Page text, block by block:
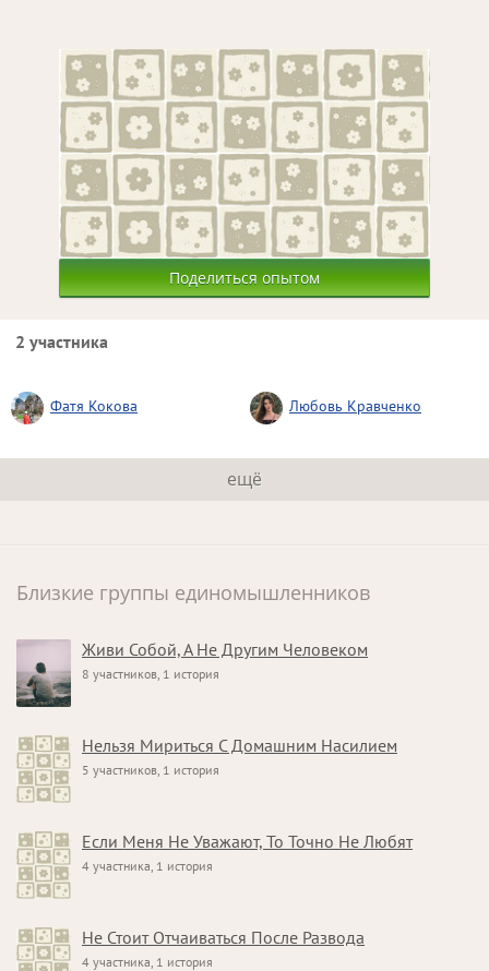
Поделиться опытом
2 участника
Фатя Кокова Любовь Кравченко
ещё
Близкие группы единомышленников
Живи Собой, А Не Другим Человеком
8 участников, 1 история
Нельзя Мириться С Домашним Насилием
5 участников, 1 история
Если Меня Не Уважают, То Точно Не Любят
4 участника, 1 история
Не Стоит Отчаиваться После Развода
4 участника, 1 история